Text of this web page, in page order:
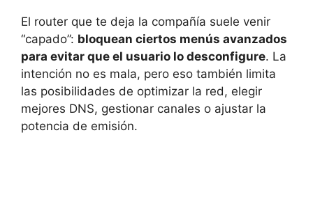
El router que te deja la compañía suele venir
“capado”: bloquean ciertos menús avanzados
para evitar que el usuario lo desconfigure. La
intención no es mala, pero eso también limita
las posibilidades de optimizar la red, elegir
mejores DNS, gestionar canales o ajustar la
potencia de emisión.